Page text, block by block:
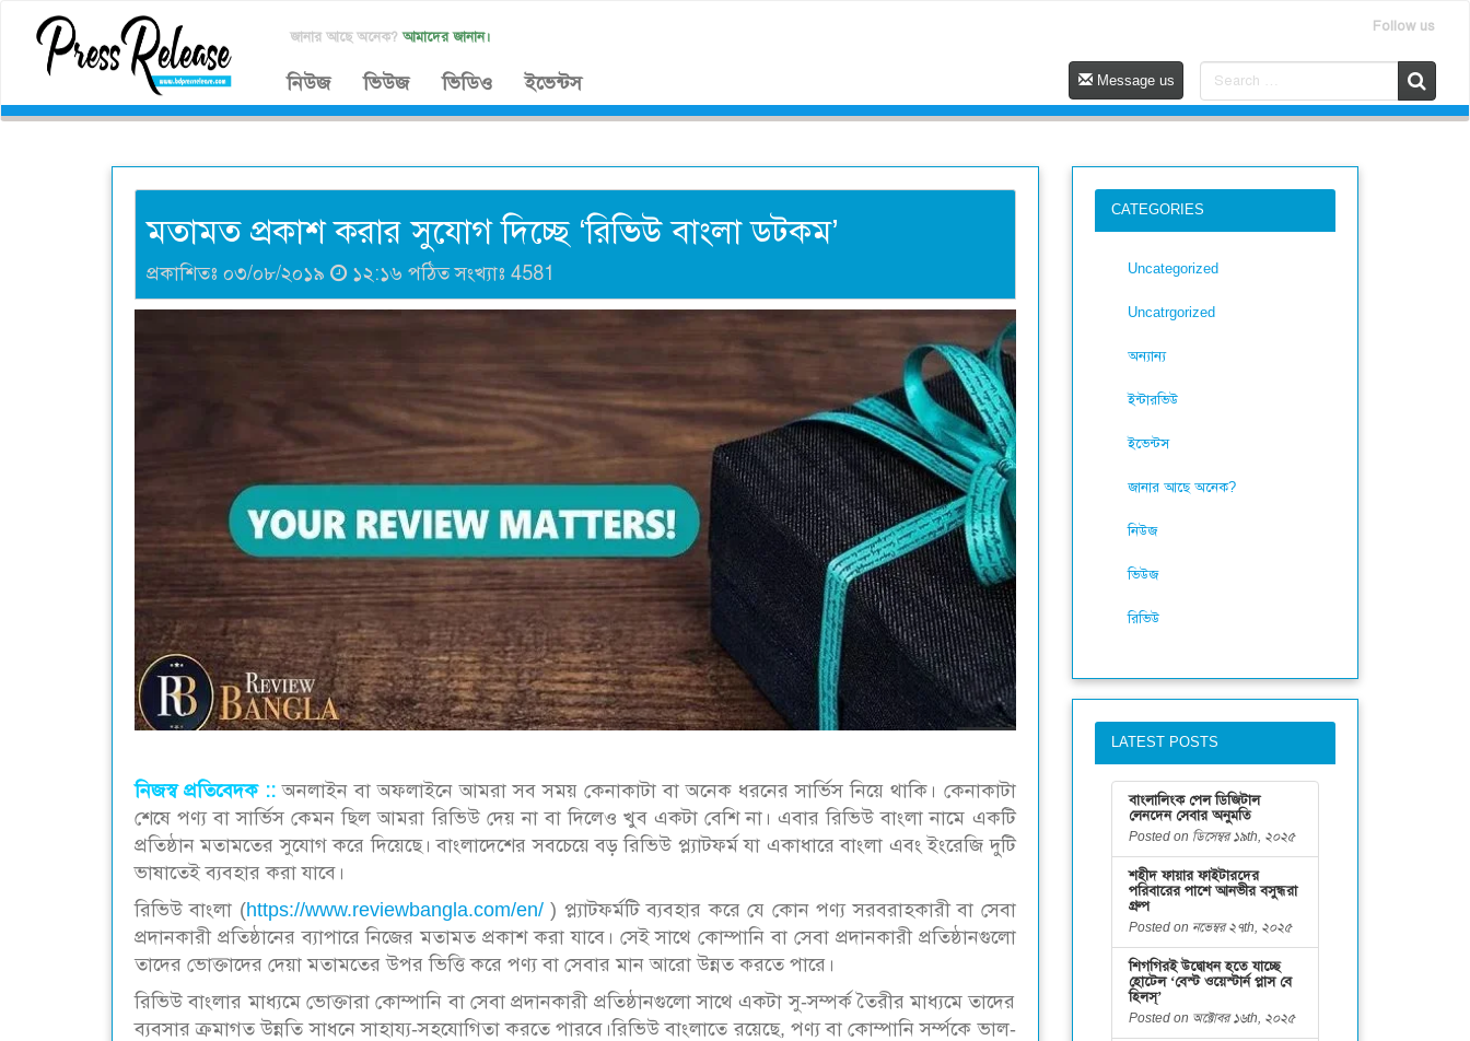
জানার আছে অনেক? আমাদের জানান।
Follow us
নিউজ ভিউজ ভিডিও ইভেন্টস Message us
মতামত প্রকাশ করার সুযোগ দিচ্ছে ‌‘রিভিউ বাংলা ডটকম’
প্রকাশিতঃ ০৩/০৮/২০১৯ ১২:১৬ পঠিত সংখ্যাঃ 4581
নিজস্ব প্রতিবেদক :: অনলাইন বা অফলাইনে আমরা সব সময় কেনাকাটা বা অনেক ধরনের সার্ভিস নিয়ে থাকি। কেনাকাটা
শেষে পণ্য বা সার্ভিস কেমন ছিল আমরা রিভিউ দেয় না বা দিলেও খুব একটা বেশি না। এবার রিভিউ বাংলা নামে একটি
প্রতিষ্ঠান মতামতের সুযোগ করে দিয়েছে। বাংলাদেশের সবচেয়ে বড় রিভিউ প্ল্যাটফর্ম যা একাধারে বাংলা এবং ইংরেজি দুটি
ভাষাতেই ব্যবহার করা যাবে।
রিভিউ বাংলা (https://www.reviewbangla.com/en/) প্ল্যাটফর্মটি ব্যবহার করে যে কোন পণ্য সরবরাহকারী বা সেবা
প্রদানকারী প্রতিষ্ঠানের ব্যাপারে নিজের মতামত প্রকাশ করা যাবে। সেই সাথে কোম্পানি বা সেবা প্রদানকারী প্রতিষ্ঠানগুলো
তাদের ভোক্তাদের দেয়া মতামতের উপর ভিত্তি করে পণ্য বা সেবার মান আরো উন্নত করতে পারে।
রিভিউ বাংলার মাধ্যমে ভোক্তারা কোম্পানি বা সেবা প্রদানকারী প্রতিষ্ঠানগুলো সাথে একটা সু-সম্পর্ক তৈরীর মাধ্যমে তাদের
ব্যবসার ক্রমাগত উন্নতি সাধনে সাহায্য-সহযোগিতা করতে পারবে।রিভিউ বাংলাতে রয়েছে, পণ্য বা কোম্পানি সর্ম্পকে ভাল-
CATEGORIES
Uncategorized
Uncatrgorized
অন্যান্য
ইন্টারভিউ
ইভেন্টস
জানার আছে অনেক?
নিউজ
ভিউজ
রিভিউ
LATEST POSTS
বাংলালিংক পেল ডিজিটাল
লেনদেন সেবার অনুমতি
Posted on ডিসেম্বর ১৯th, ২০২৫
শহীদ ফায়ার ফাইটারদের
পরিবারের পাশে আনভীর বসুন্ধরা
গ্রুপ
Posted on নভেম্বর ২৭th, ২০২৫
শিগগিরই উদ্বোধন হতে যাচ্ছে
হোটেল ‘বেস্ট ওয়েস্টার্ন প্লাস বে
হিলস্’
Posted on অক্টোবর ১৬th, ২০২৫